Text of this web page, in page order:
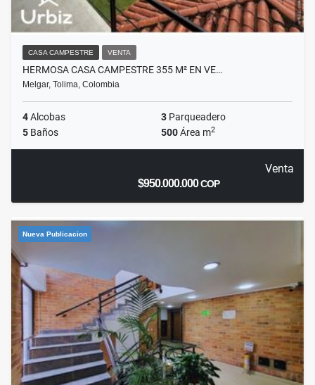
CASA CAMPESTRE VENTA
HERMOSA CASA CAMPESTRE 355 M² EN VE…
Melgar, Tolima, Colombia
4Alcobas 3 Parqueadero
5 Baños 500Área m2
Venta
$950.000.000COP
Nueva Publicacion